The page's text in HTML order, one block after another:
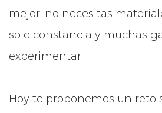
mejor: no necesitas
solo constancia y muchas
experimentar.
Hoy te proponemos un reto